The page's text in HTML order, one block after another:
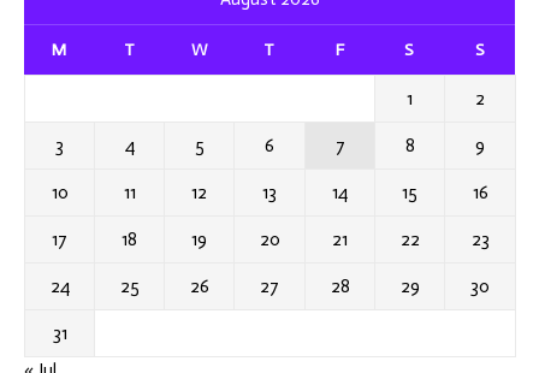
M T W T F S S
1 2
3 4 5 6 7 8 9
10 11 12 13 14 15 16
17 18 19 20 21 22 23
24 25 26 27 28 29 30
31